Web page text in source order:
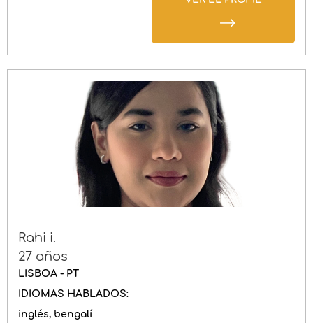
Rahi i.
27 años
LISBOA - PT
IDIOMAS HABLADOS:
inglés bengalí